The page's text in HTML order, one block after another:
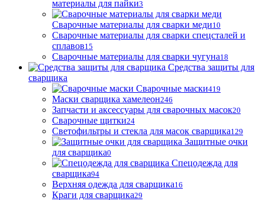
материалы для пайки3
Сварочные материалы для сварки меди10
Сварочные материалы для сварки спецсталей и
сплавов15
Сварочные материалы для сварки чугуна18
Средства защиты для
сварщика
Сварочные маски419
Маски сварщика хамелеон246
Запчасти и аксессуары для сварочных масок20
Сварочные щитки24
Светофильтры и стекла для масок сварщика129
Защитные очки
для сварщика0
Спецодежда для
сварщика94
Верхняя одежда для сварщика16
Краги для сварщика29